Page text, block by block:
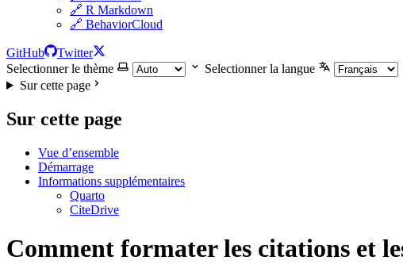
🔗 R Markdown
🔗 BehaviorCloud
GitHub
Twitter
Selectionner le thème
Selectionner la langue
Sur cette page
Sur cette page
Vue d’ensemble
Démarrage
Informations supplémentaires
Quarto
CiteDrive
Comment formater les citations et